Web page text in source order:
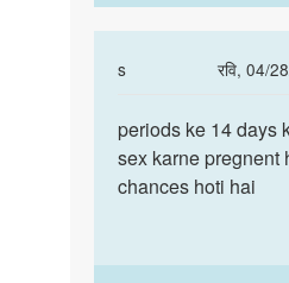
s
रवि, 04/
In
to
mujhe
apni
pregnant
periods
ke
14
sex…
periods ke 14 days
sex karne pregnent
chances hoti hai